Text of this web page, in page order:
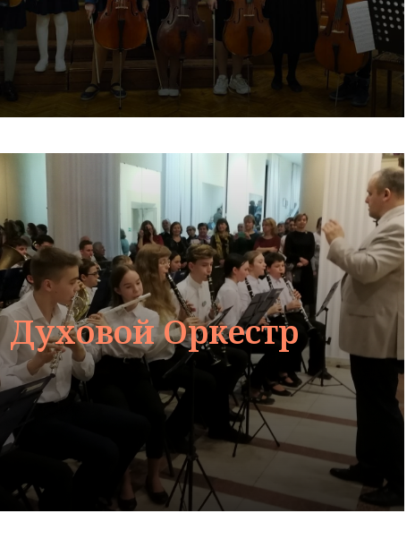
Духовой Оркестр